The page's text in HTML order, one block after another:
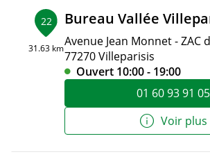
22
31.63 km
Bureau Vallée
Avenue Jean Monnet - ZAC
77270 Villeparisis
Ouvert 10:00 - 19:00
01 60 93 91 05
Voir plus